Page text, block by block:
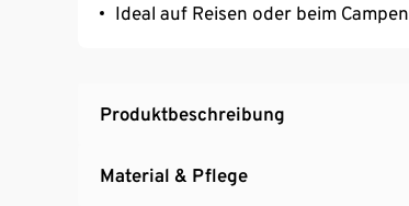
Ideal auf Reisen oder beim Campen
Produktbeschreibung
Material & Pflege